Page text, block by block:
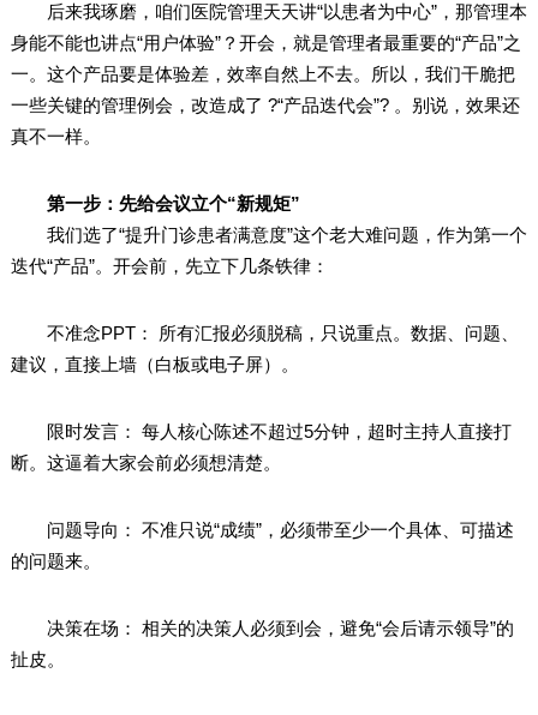
后来我琢磨，咱们医院管理天天讲“以患者为中心”，那管理本
身能不能也讲点“用户体验”？开会，就是管理者最重要的“产品”之
一。这个产品要是体验差，效率自然上不去。所以，我们干脆把
一些关键的管理例会，改造成了 ?“产品迭代会”? 。别说，效果还
真不一样。
第一步：先给会议立个“新规矩”
我们选了“提升门诊患者满意度”这个老大难问题，作为第一个
迭代“产品”。开会前，先立下几条铁律：
不准念PPT： 所有汇报必须脱稿，只说重点。数据、问题、
建议，直接上墙（白板或电子屏）。
限时发言： 每人核心陈述不超过5分钟，超时主持人直接打
断。这逼着大家会前必须想清楚。
问题导向： 不准只说“成绩”，必须带至少一个具体、可描述
的问题来。
决策在场： 相关的决策人必须到会，避免“会后请示领导”的
扯皮。